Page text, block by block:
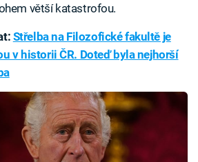
větší katastrofou.
Střelba na Filozofické fakultě je
v historii ČR. Doteď byla nejhorší